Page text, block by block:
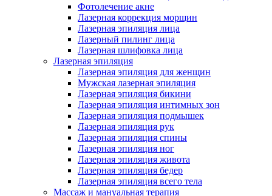
Фотолечение акне
Лазерная коррекция морщин
Лазерная эпиляция лица
Лазерный пилинг лица
Лазерная шлифовка лица
Лазерная эпиляция
Лазерная эпиляция для женщин
Мужская лазерная эпиляция
Лазерная эпиляция бикини
Лазерная эпиляция интимных зон
Лазерная эпиляция подмышек
Лазерная эпиляция рук
Лазерная эпиляция спины
Лазерная эпиляция ног
Лазерная эпиляция живота
Лазерная эпиляция бедер
Лазерная эпиляция всего тела
Массаж и мануальная терапия